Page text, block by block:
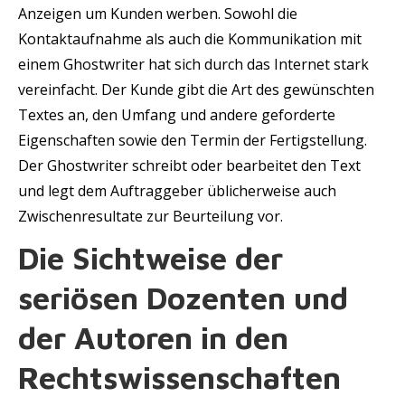
Anzeigen um Kunden werben. Sowohl die
Kontaktaufnahme als auch die Kommunikation mit
einem Ghostwriter hat sich durch das Internet stark
vereinfacht. Der Kunde gibt die Art des gewünschten
Textes an, den Umfang und andere geforderte
Eigenschaften sowie den Termin der Fertigstellung.
Der Ghostwriter schreibt oder bearbeitet den Text
und legt dem Auftraggeber üblicherweise auch
Zwischenresultate zur Beurteilung vor.
Die Sichtweise der
seriösen Dozenten und
der Autoren in den
Rechtswissenschaften